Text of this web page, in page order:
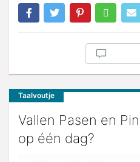
Taalvoutje
Vallen Pasen en
op één dag?